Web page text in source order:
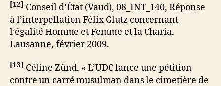
[12] Conseil d’État (Vaud), 08_INT_140, Réponse
à l’interpellation Félix Glutz concernant
l’égalité Homme et Femme et la Charia,
Lausanne, février 2009.
[13] Céline Zünd, « L’UDC lance une pétition
contre un carré musulman dans le cimetière de